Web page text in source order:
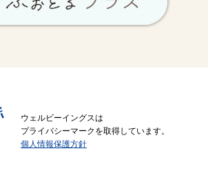
ウェルビーイングスは
プライバシーマークを取得しています。
個人情報保護方針